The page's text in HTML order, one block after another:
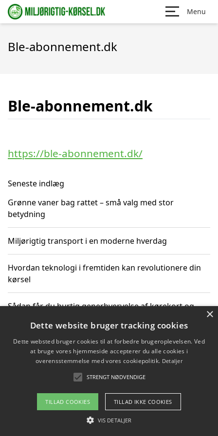
Menu
Ble-abonnement.dk
Ble-abonnement.dk
https://ble-abonnement.dk/
Seneste indlæg
Grønne vaner bag rattet – små valg med stor
betydning
Miljørigtig transport i en moderne hverdag
Hvordan teknologi i fremtiden kan revolutionere din
kørsel
Sådan får du hurtig generhvervelse af kørekort og
Sådan lærer du miljørigtig kørsel hos en køreskole i
Gentofte
Copyright 2026 - Pilanto Aps
Om / kontakt
×
Dette website bruger tracking cookies
Dette websted bruger cookies til at forbedre brugeroplevelsen. Ved
at bruge vores hjemmeside accepterer du alle cookies i
overensstemmelse med vores cookiepolitik. Detaljer
STRENGT NØDVENDIGE
TILLAD COOKIES TILLAD IKKE COOKIES
VIS DETALJER